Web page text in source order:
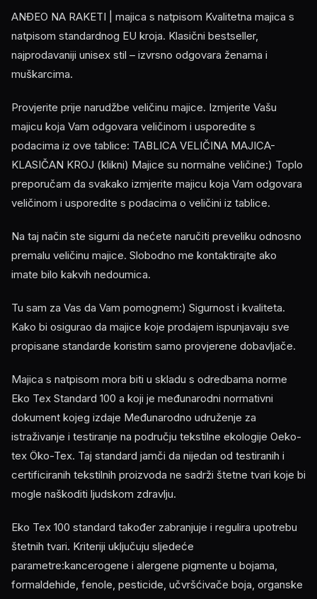
ANĐEO NA RAKETI | majica s natpisom Kvalitetna majica s
natpisom standardnog EU kroja. Klasični bestseller,
najprodavaniji unisex stil – izvrsno odgovara ženama i
muškarcima.
Provjerite prije narudžbe veličinu majice. Izmjerite Vašu
majicu koja Vam odgovara veličinom i usporedite s
podacima iz ove tablice: TABLICA VELIČINA MAJICA-
KLASIČAN KROJ (klikni) Majice su normalne veličine:) Toplo
preporučam da svakako izmjerite majicu koja Vam odgovara
veličinom i usporedite s podacima o veličini iz tablice.
Na taj način ste sigurni da nećete naručiti preveliku odnosno
premalu veličinu majice. Slobodno me kontaktirajte ako
imate bilo kakvih nedoumica.
Tu sam za Vas da Vam pomognem:) Sigurnost i kvaliteta.
Kako bi osigurao da majice koje prodajem ispunjavaju sve
propisane standarde koristim samo provjerene dobavljače.
Majica s natpisom mora biti u skladu s odredbama norme
Eko Tex Standard 100 a koji je međunarodni normativni
dokument kojeg izdaje Međunarodno udruženje za
istraživanje i testiranje na području tekstilne ekologije Oeko-
tex Öko-Tex. Taj standard jamči da nijedan od testiranih i
certificiranih tekstilnih proizvoda ne sadrži štetne tvari koje bi
mogle naškoditi ljudskom zdravlju.
Eko Tex 100 standard također zabranjuje i regulira upotrebu
štetnih tvari. Kriteriji uključuju sljedeće
parametre:kancerogene i alergene pigmente u bojama,
formaldehide, fenole, pesticide, učvršćivače boja, organske